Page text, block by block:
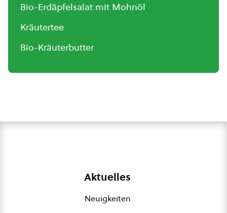
Bio-Erdäpfelsalat mit Mohnöl
Kräutertee
Bio-Kräuterbutter
Aktuelles
Neuigkeiten